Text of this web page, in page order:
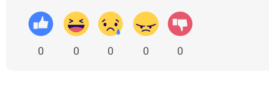
0 0 0 0 0